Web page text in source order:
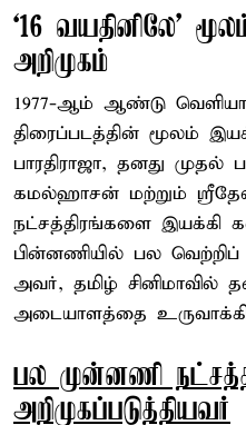
‘16 வயதினிலே’
அறிமுகம்
1977-ஆம் ஆண்டு
திரைப்படத்தின் மூலம்
பாரதிராஜா, தனது முதல்
கமல்ஹாசன் மற்றும்
நட்சத்திரங்களை இயக்கி
பின்னணியில் பல
அவர், தமிழ் சினிமாவில்
அடையாளத்தை
பல முன்னணி
அறிமுகப்படுத்தியவர்